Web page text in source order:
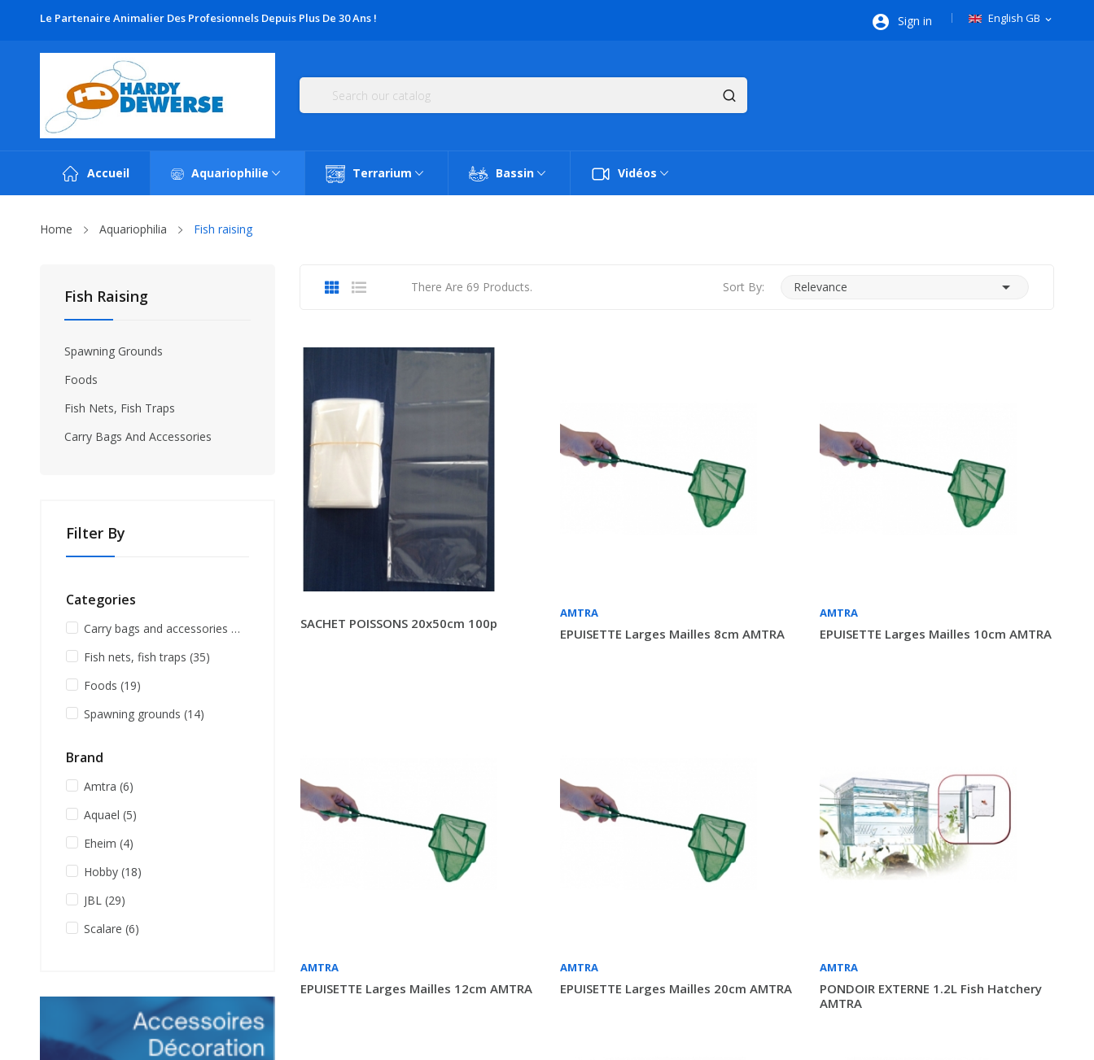
English GB expand_more
Le Partenaire Animalier Des Profesionnels Depuis Plus De 30 Ans !  Sign in
Accueil Aquariophilie Terrarium Bassin Vidéos
Home Aquariophilia Fish raising
Fish Raising
Spawning Grounds
Foods
Fish Nets, Fish Traps
Carry Bags And Accessories
Filter By
Categories
Carry bags and accessories
(1)
Fish nets, fish traps (35)
Foods (19)
Spawning grounds (14)
Brand
Amtra (6)
Aquael (5)
Eheim (4)
Hobby (18)
JBL (29)
Scalare (6)
There Are 69 Products. Sort By: Relevance 
SACHET POISSONS 20x50cm 100p
AMTRA
EPUISETTE Larges Mailles 8cm AMTRA
AMTRA
EPUISETTE Larges Mailles 10cm AMTRA
AMTRA
EPUISETTE Larges Mailles 12cm AMTRA
AMTRA
EPUISETTE Larges Mailles 20cm AMTRA
AMTRA
PONDOIR EXTERNE 1.2L Fish Hatchery
AMTRA